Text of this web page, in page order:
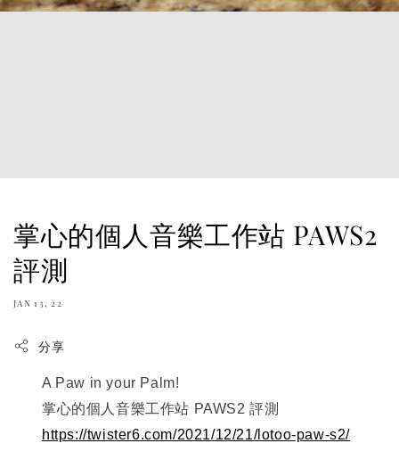
掌心的個人音樂工作站 PAWS2
評測
JAN 13, 22
分享
A Paw in your Palm!
掌心的個人音樂工作站 PAWS2 評測
https://twister6.com/2021/12/21/lotoo-paw-s2/